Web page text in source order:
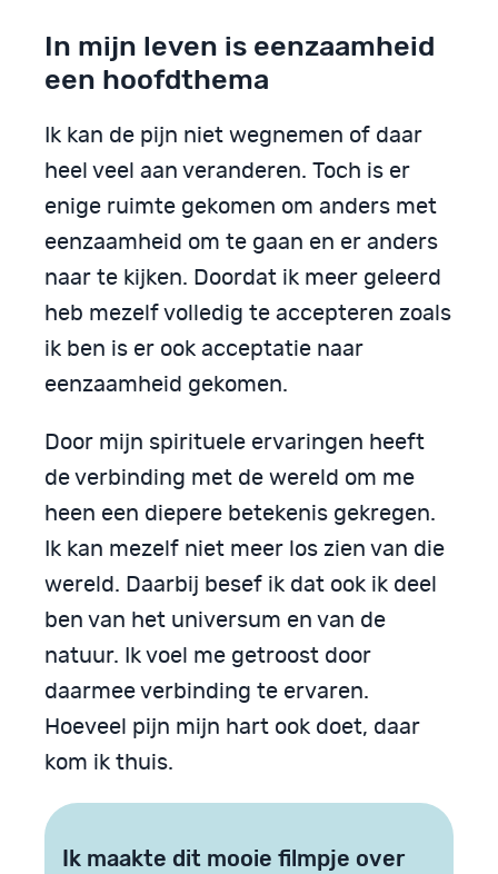
In mijn leven is eenzaamheid
een hoofdthema
Ik kan de pijn niet wegnemen of daar
heel veel aan veranderen. Toch is er
enige ruimte gekomen om anders met
eenzaamheid om te gaan en er anders
naar te kijken. Doordat ik meer geleerd
heb mezelf volledig te accepteren zoals
ik ben is er ook acceptatie naar
eenzaamheid gekomen.
Door mijn spirituele ervaringen heeft
de verbinding met de wereld om me
heen een diepere betekenis gekregen.
Ik kan mezelf niet meer los zien van die
wereld. Daarbij besef ik dat ook ik deel
ben van het universum en van de
natuur. Ik voel me getroost door
daarmee verbinding te ervaren.
Hoeveel pijn mijn hart ook doet, daar
kom ik thuis.
Ik maakte dit mooie filmpje over